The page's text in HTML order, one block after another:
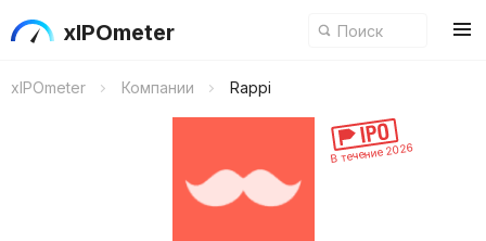
xIPOmeter
xIPOmeter Компании Rappi
В течение 2026